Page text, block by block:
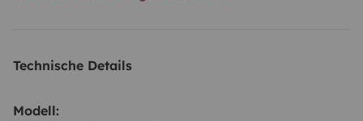
Technische Details
Modell: